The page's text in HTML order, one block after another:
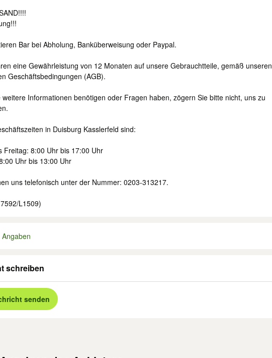
Bar bei Abholung, Banküberweisung oder Paypal.
eine Gewährleistung von 12 Monaten auf unsere Gebrauchtteile, gemäß unseren
Geschäftsbedingungen (AGB).
weitere Informationen benötigen oder Fragen haben, zögern Sie bitte nicht, uns zu
in Duisburg Kasslerfeld sind:
Freitag: 8:00 Uhr bis 17:00 Uhr
Uhr bis 13:00 Uhr
uns telefonisch unter der Nummer: 0203-313217.
L1509)
schreiben
senden